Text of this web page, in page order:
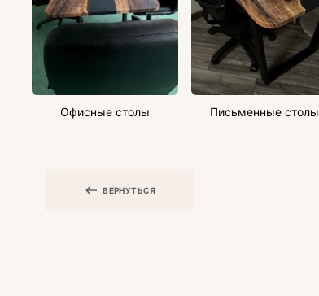
Офисные столы Письменные столы
ВЕРНУТЬСЯ